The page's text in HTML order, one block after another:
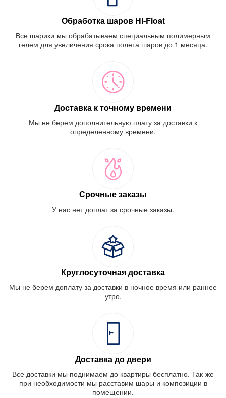
Обработка шаров Hi-Float
Все шарики мы обрабатываем специальным полимерным
гелем для увеличения срока полета шаров до 1 месяца.
Доставка к точному времени
Мы не берем дополнительную плату за доставки к
определенному времени.
Срочные заказы
У нас нет доплат за срочные заказы.
Круглосуточная доставка
Мы не берем доплату за доставки в ночное время или раннее
утро.
Доставка до двери
Все доставки мы поднимаем до квартиры бесплатно. Так-же
при необходимости мы расставим шары и композиции в
помещении.